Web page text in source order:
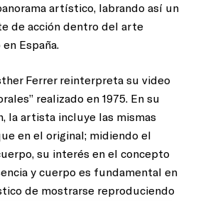
artístico, labrando así un
de acción dentro del arte
España.
Ferrer reinterpreta su video
realizado en 1975. En su
la artista incluye las mismas
en el original; midiendo el
su interés en el concepto
y cuerpo es fundamental en
de mostrarse reproduciendo